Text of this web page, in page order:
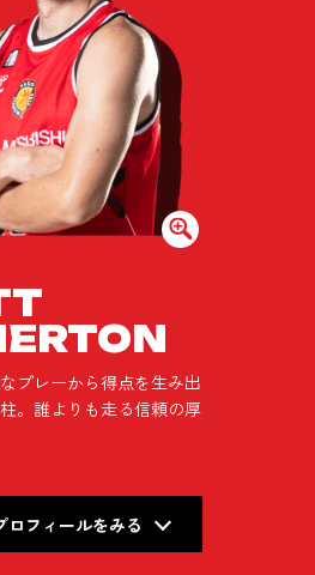
プレーから得点を生み出
。誰よりも走る信頼の厚
ロフィールをみる